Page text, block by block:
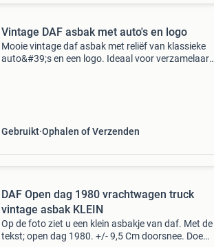
Vintage DAF asbak met auto's en logo
Mooie vintage daf asbak met reliëf van klassieke
auto&#39;s en een logo. Ideaal voor verzamelaars
Gebruikt Ophalen of Verzenden
DAF Open dag 1980 vrachtwagen truck
vintage asbak KLEIN
Op de foto ziet u een klein asbakje van daf. Met de
tekst; open dag 1980. +/- 9,5 Cm doorsnee. Doe